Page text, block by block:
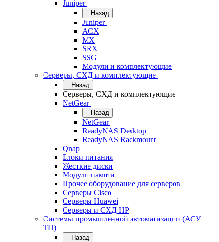
Juniper
Назад
Juniper
ACX
MX
SRX
SSG
Модули и комплектующие
Серверы, СХД и комплектующие
Назад
Серверы, СХД и комплектующие
NetGear
Назад
NetGear
ReadyNAS Desktop
ReadyNAS Rackmount
Qnap
Блоки питания
Жесткие диски
Модули памяти
Прочее оборудование для серверов
Серверы Cisco
Серверы Huawei
Серверы и СХД HP
Системы промышленной автоматизации (АСУ
ТП)
Назад